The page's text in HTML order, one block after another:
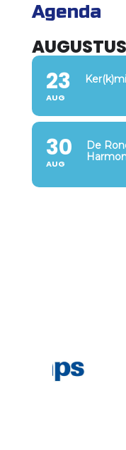
Agenda
AUGUSTUS
23
AUG
30
AUG
De